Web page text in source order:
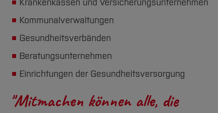
Krankenkassen und Versicherungsunternehmen
Kommunalverwaltungen
Gesundheitsverbänden
Beratungsunternehmen
Einrichtungen der Gesundheitsversorgung
"Mitmachen können alle, die